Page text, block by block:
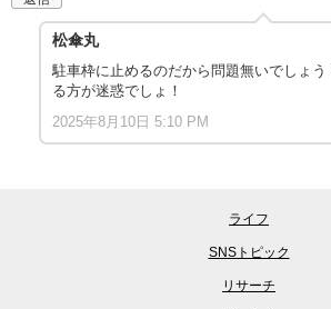
松傘丸
駐車枠に止めるのだから問題無いでしょ
る方が迷惑でしょ！
2025年8月10日 5:10 PM
ライフ
SNSトピック
リサーチ